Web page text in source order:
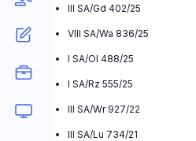
III SA/Gd 402/25
VIII SA/Wa 836/25
I SA/Ol 488/25
I SA/Rz 555/25
III SA/Wr 927/22
III SA/Lu 734/21